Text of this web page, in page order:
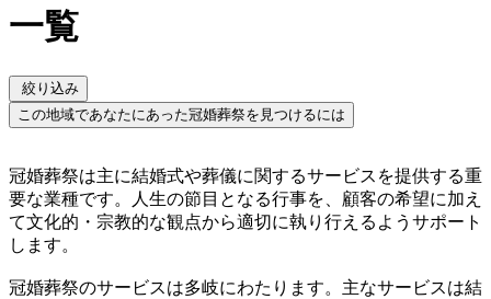
一覧
絞り込み
この地域であなたにあった冠婚葬祭を見つけるには
冠婚葬祭は主に結婚式や葬儀に関するサービスを提供する重
要な業種です。人生の節目となる行事を、顧客の希望に加え
て文化的・宗教的な観点から適切に執り行えるようサポート
します。
冠婚葬祭のサービスは多岐にわたります。主なサービスは結